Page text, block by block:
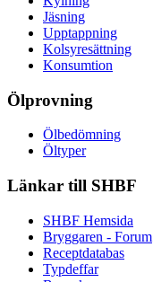
Jäsning
Upptappning
Kolsyresättning
Konsumtion
Ölprovning
Ölbedömning
Öltyper
Länkar till SHBF
SHBF Hemsida
Bryggaren - Forum
Receptdatabas
Typdeffar